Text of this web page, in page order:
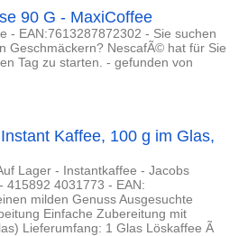
90 G - MaxiCoffee
- EAN:7613287872302 - Sie suchen
Geschmäckern? NescafÃ© hat für Sie
Tag zu starten. - gefunden von
Kaffee, 100 g im Glas,
Lager - Instantkaffee - Jacobs
415892 4031773 - EAN:
milden Genuss Ausgesuchte
Einfache Zubereitung mit
Lieferumfang: 1 Glas Löskaffee Ã